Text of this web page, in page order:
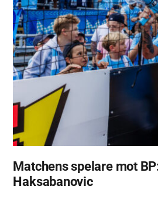
Matchens spelare mot
Haksabanovic